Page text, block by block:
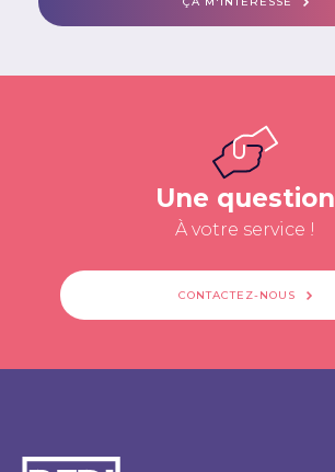
Une question
À votre service !
CONTACTEZ-NOUS